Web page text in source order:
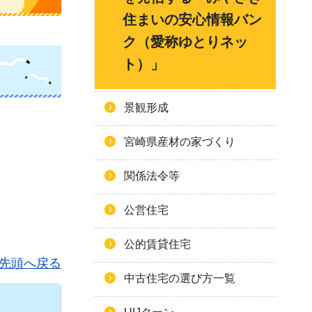
頭へ戻る
住まいの安心情報バン
ク（愛称ゆとりネッ
ト）」
景観形成
宮崎県産材の家づくり
関係法令等
公営住宅
公的賃貸住宅
中古住宅の選び方一覧